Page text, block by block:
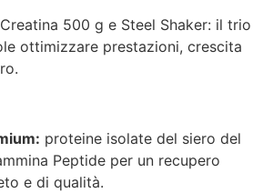
500 g e Steel Shaker: il trio
ottimizzare prestazioni, crescita
proteine isolate del siero del
Peptide per un recupero
e di qualità.